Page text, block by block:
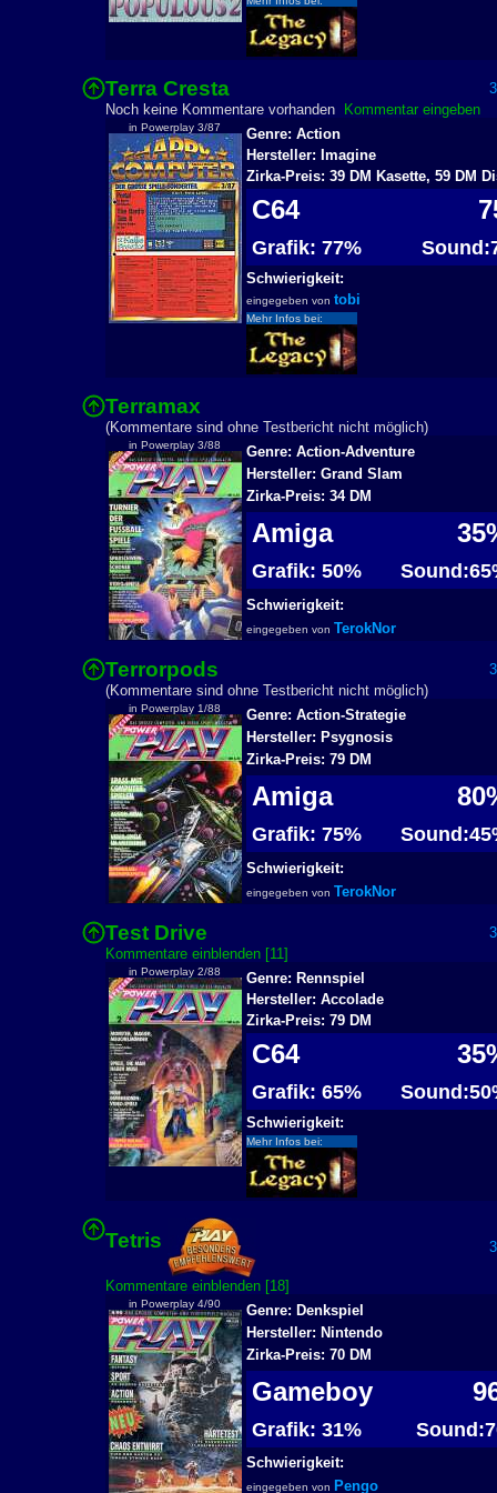
Terra Cresta
Noch keine Kommentare vorhanden
Kommentar eingeben
in Powerplay 3/87
Genre: Action
Hersteller: Imagine
Zirka-Preis: 39 DM Kasette, 59 DM
C64
Grafik: 77%
Schwierigkeit:
eingegeben von tobi
Mehr Infos bei:
Terramax
(Kommentare sind ohne Testbericht nicht möglich)
in Powerplay 3/88
Genre: Action-Adventure
Hersteller: Grand Slam
Zirka-Preis: 34 DM
Amiga
Grafik: 50%
Schwierigkeit:
eingegeben von TerokNor
Terrorpods
(Kommentare sind ohne Testbericht nicht möglich)
in Powerplay 1/88
Genre: Action-Strategie
Hersteller: Psygnosis
Zirka-Preis: 79 DM
Amiga
Grafik: 75%
Schwierigkeit:
eingegeben von TerokNor
Test Drive
Kommentare einblenden [11]
in Powerplay 2/88
Genre: Rennspiel
Hersteller: Accolade
Zirka-Preis: 79 DM
C64
Grafik: 65%
Schwierigkeit:
Mehr Infos bei:
Tetris
Kommentare einblenden [18]
in Powerplay 4/90
Genre: Denkspiel
Hersteller: Nintendo
Zirka-Preis: 70 DM
Gameboy
Grafik: 31%
Schwierigkeit:
eingegeben von Pengo